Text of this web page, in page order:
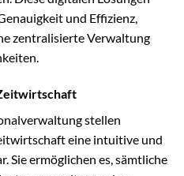
und Effizienz,
zentralisierte Verwaltung
stellen
eine intuitive und
Sie ermöglichen es, sämtliche